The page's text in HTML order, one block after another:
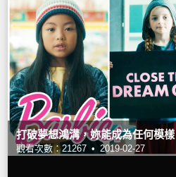
打破夢想鴻溝，妳能成為任何模樣
觀看次數：21267 • 2019-02-27